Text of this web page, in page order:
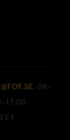
, 08-
24